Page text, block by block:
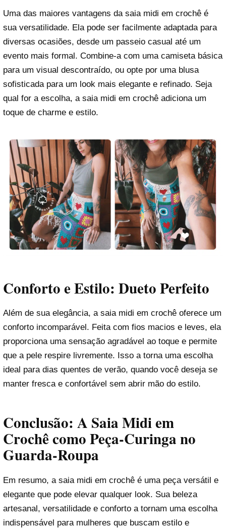
Uma das maiores vantagens da saia midi em crochê é
sua versatilidade. Ela pode ser facilmente adaptada para
diversas ocasiões, desde um passeio casual até um
evento mais formal. Combine-a com uma camiseta básica
para um visual descontraído, ou opte por uma blusa
sofisticada para um look mais elegante e refinado. Seja
qual for a escolha, a saia midi em crochê adiciona um
toque de charme e estilo.
Conforto e Estilo: Dueto Perfeito
Além de sua elegância, a saia midi em crochê oferece um
conforto incomparável. Feita com fios macios e leves, ela
proporciona uma sensação agradável ao toque e permite
que a pele respire livremente. Isso a torna uma escolha
ideal para dias quentes de verão, quando você deseja se
manter fresca e confortável sem abrir mão do estilo.
Conclusão: A Saia Midi em
Crochê como Peça-Curinga no
Guarda-Roupa
Em resumo, a saia midi em crochê é uma peça versátil e
elegante que pode elevar qualquer look. Sua beleza
artesanal, versatilidade e conforto a tornam uma escolha
indispensável para mulheres que buscam estilo e